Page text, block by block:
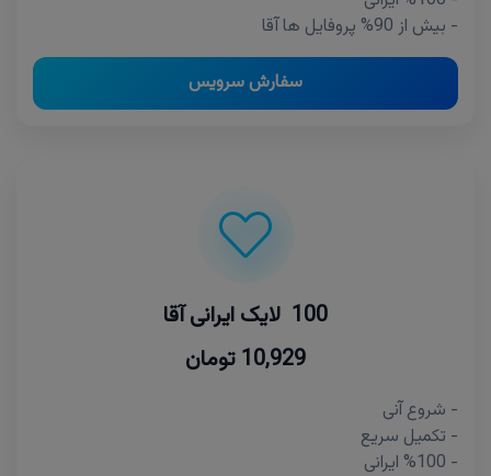
- بیش از 90% پروفایل ها آقا
سفارش سرویس
100 لایک ایرانی آقا
10,929 تومان
- شروع آنی
- تکمیل سریع
- %100 ایرانی